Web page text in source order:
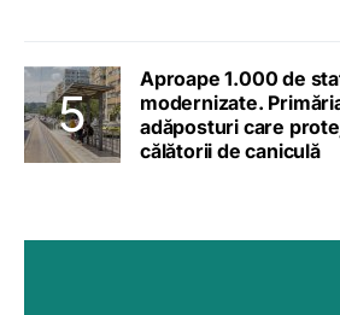
Aproape 1.000 de
modernizate.
adăposturi care
călătorii de caniculă